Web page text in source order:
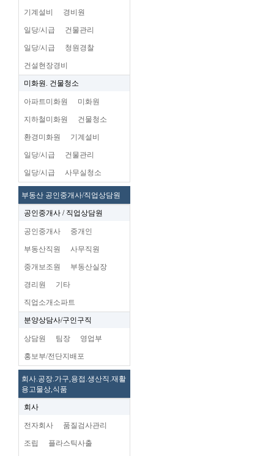
기계설비 경비원
일당/시급 건물관리
일당/시급 청원경찰
건설현장경비
미화원. 건물청소
아파트미화원 미화원
지하철미화원 건물청소
환경미화원 기계설비
일당/시급 건물관리
일당/시급 사무실청소
부동산 공인중개사/직업상담원
공인중개사 / 직업상담원
공인중개사 중개인
부동산직원 사무직원
중개보조원 부동산실장
경리원 기타
직업소개소파트
분양상담사/구인구직
상담원 팀장 영업부
홍보부/전단지배포
회사.공장.가구,용접.생산직.재활
용고물상,식품
회사
전자회사 품질검사관리
조립 플라스틱사출